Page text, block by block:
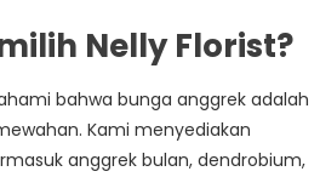
Nelly Florist?
bahwa bunga anggrek adalah
Kami menyediakan
anggrek bulan, dendrobium,